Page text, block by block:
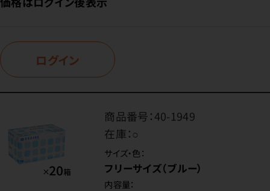
ログイン
商品番号：40-1949
在庫：○
サイズ・色：
フリーサイズ（ブルー）
内容量：